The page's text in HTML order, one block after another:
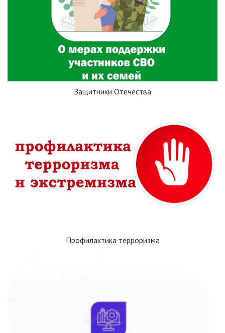
Защитники Отечества
Профилактика терроризма